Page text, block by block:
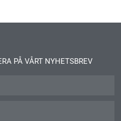
PÅ VÅRT NYHETSBREV